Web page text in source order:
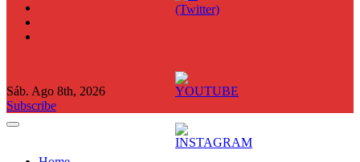
Sáb. Ago 8th, 2026
Subscribe